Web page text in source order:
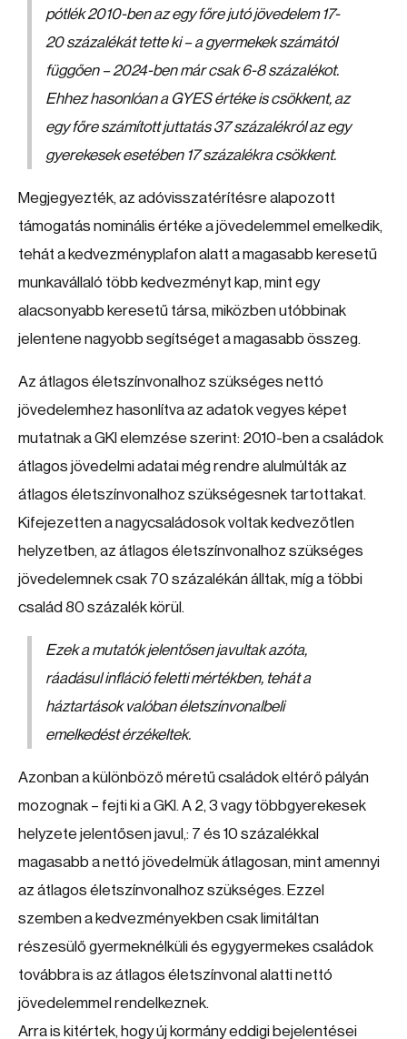
pótlék 2010-ben az egy főre jutó jövedelem 17-
20 százalékát tette ki – a gyermekek számától
függően – 2024-ben már csak 6-8 százalékot.
Ehhez hasonlóan a GYES értéke is csökkent, az
egy főre számított juttatás 37 százalékról az egy
gyerekesek esetében 17 százalékra csökkent.
Megjegyezték, az adóvisszatérítésre alapozott
támogatás nominális értéke a jövedelemmel emelkedik,
tehát a kedvezményplafon alatt a magasabb keresetű
munkavállaló több kedvezményt kap, mint egy
alacsonyabb keresetű társa, miközben utóbbinak
jelentene nagyobb segítséget a magasabb összeg.
Az átlagos életszínvonalhoz szükséges nettó
jövedelemhez hasonlítva az adatok vegyes képet
mutatnak a GKI elemzése szerint: 2010-ben a családok
átlagos jövedelmi adatai még rendre alulmúlták az
átlagos életszínvonalhoz szükségesnek tartottakat.
Kifejezetten a nagycsaládosok voltak kedvezőtlen
helyzetben, az átlagos életszínvonalhoz szükséges
jövedelemnek csak 70 százalékán álltak, míg a többi
család 80 százalék körül.
Ezek a mutatók jelentősen javultak azóta,
ráadásul infláció feletti mértékben, tehát a
háztartások valóban életszínvonalbeli
emelkedést érzékeltek.
Azonban a különböző méretű családok eltérő pályán
mozognak – fejti ki a GKI. A 2, 3 vagy többgyerekesek
helyzete jelentősen javul,: 7 és 10 százalékkal
magasabb a nettó jövedelmük átlagosan, mint amennyi
az átlagos életszínvonalhoz szükséges. Ezzel
szemben a kedvezményekben csak limitáltan
részesülő gyermeknélküli és egygyermekes családok
továbbra is az átlagos életszínvonal alatti nettó
jövedelemmel rendelkeznek.
Arra is kitértek, hogy új kormány eddigi bejelentései